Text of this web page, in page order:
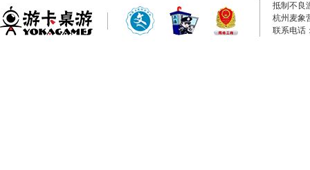
抵制不良
杭州麦象
联系电话